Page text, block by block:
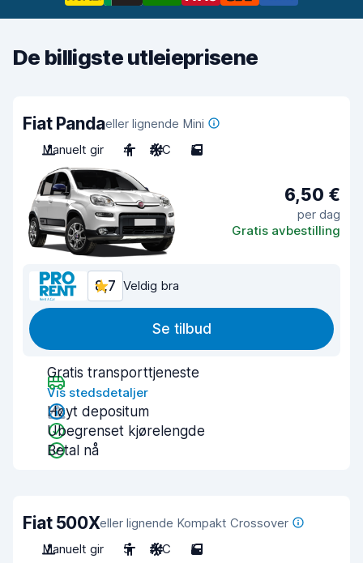
De billigste utleieprisene
Fiat Pandaeller lignende Mini
Manuelt gir
4 A/C 5
6,50 €
per dag
Gratis avbestilling
8,7 Veldig bra
Se tilbud
Gratis transporttjeneste
Vis stedsdetaljer
Høyt depositum
Ubegrenset kjørelengde
Betal nå
Fiat 500Xeller lignende Kompakt Crossover
Manuelt gir
5 A/C 5